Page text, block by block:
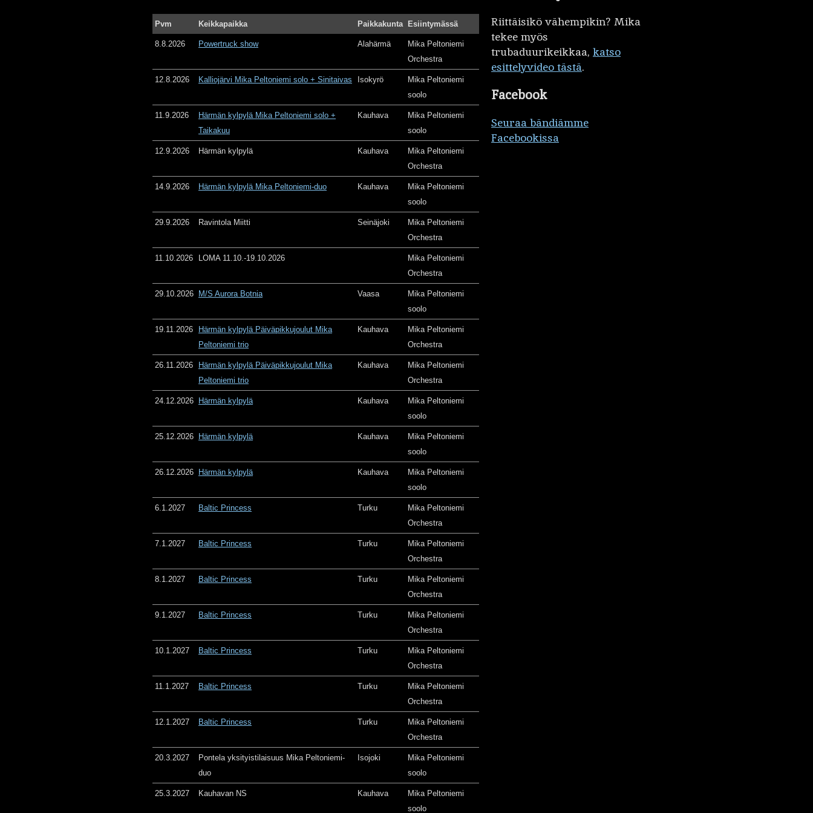
Pvm Keikkapaikka Paikkakunta Esiintymässä
8.8.2026 Powertruck show Alahärmä
Mika Peltoniemi
Orchestra
12.8.2026 Kalliojärvi Mika Peltoniemi solo + Sinitaivas Isokyrö
Mika Peltoniemi
soolo
11.9.2026
Härmän kylpylä Mika Peltoniemi solo +
Taikakuu
Kauhava
Mika Peltoniemi
soolo
12.9.2026 Härmän kylpylä Kauhava
Mika Peltoniemi
Orchestra
14.9.2026 Härmän kylpylä Mika Peltoniemi-duo Kauhava
Mika Peltoniemi
soolo
29.9.2026 Ravintola Miitti Seinäjoki
Mika Peltoniemi
Orchestra
11.10.2026 LOMA 11.10.-19.10.2026
Mika Peltoniemi
Orchestra
29.10.2026 M/S Aurora Botnia Vaasa
Mika Peltoniemi
soolo
19.11.2026
Härmän kylpylä Päiväpikkujoulut Mika
Peltoniemi trio
Kauhava
Mika Peltoniemi
Orchestra
26.11.2026
Härmän kylpylä Päiväpikkujoulut Mika
Peltoniemi trio
Kauhava
Mika Peltoniemi
Orchestra
24.12.2026 Härmän kylpylä Kauhava
Mika Peltoniemi
soolo
25.12.2026 Härmän kylpylä Kauhava
Mika Peltoniemi
soolo
26.12.2026 Härmän kylpylä Kauhava
Mika Peltoniemi
soolo
6.1.2027 Baltic Princess Turku
Mika Peltoniemi
Orchestra
7.1.2027 Baltic Princess Turku
Mika Peltoniemi
Orchestra
8.1.2027 Baltic Princess Turku
Mika Peltoniemi
Orchestra
9.1.2027 Baltic Princess Turku
Mika Peltoniemi
Orchestra
10.1.2027 Baltic Princess Turku
Mika Peltoniemi
Orchestra
11.1.2027 Baltic Princess Turku
Mika Peltoniemi
Orchestra
12.1.2027 Baltic Princess Turku
Mika Peltoniemi
Orchestra
20.3.2027
Pontela yksityistilaisuus Mika Peltoniemi-
duo
Isojoki
Mika Peltoniemi
soolo
25.3.2027 Kauhavan NS Kauhava
Mika Peltoniemi
soolo
Riittäisikö vähempikin? Mika
tekee myös
trubaduurikeikkaa, katso
esittelyvideo tästä.
Facebook
Seuraa bändiämme
Facebookissa